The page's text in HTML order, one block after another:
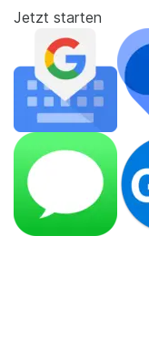
Jetzt starten